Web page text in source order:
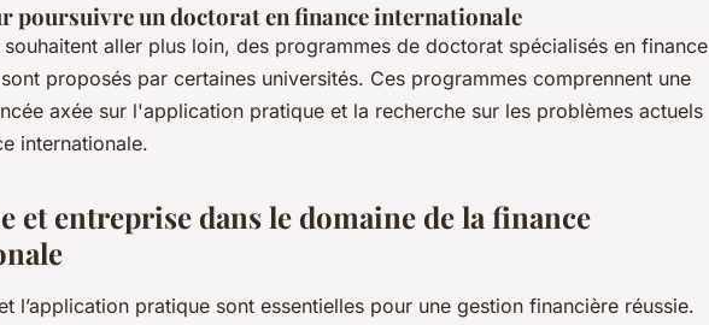
poursuivre un doctorat en finance internationale
aller plus loin, des programmes de doctorat spécialisés en finance
proposés par certaines universités. Ces programmes comprennent une
axée sur l'application pratique et la recherche sur les problèmes actuels
internationale.
et entreprise dans le domaine de la finance
l’application pratique sont essentielles pour une gestion financière réussie.